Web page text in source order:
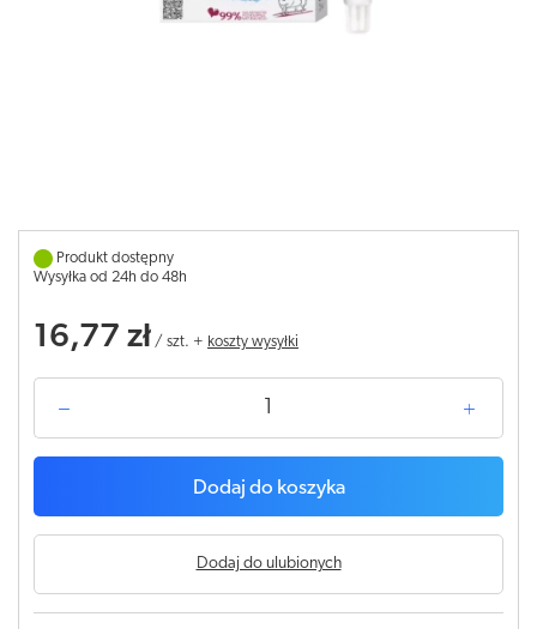
Produkt dostępny
Wysyłka od 24h do 48h
16,77 zł / szt. + koszty wysyłki
Dodaj do koszyka
Dodaj do ulubionych